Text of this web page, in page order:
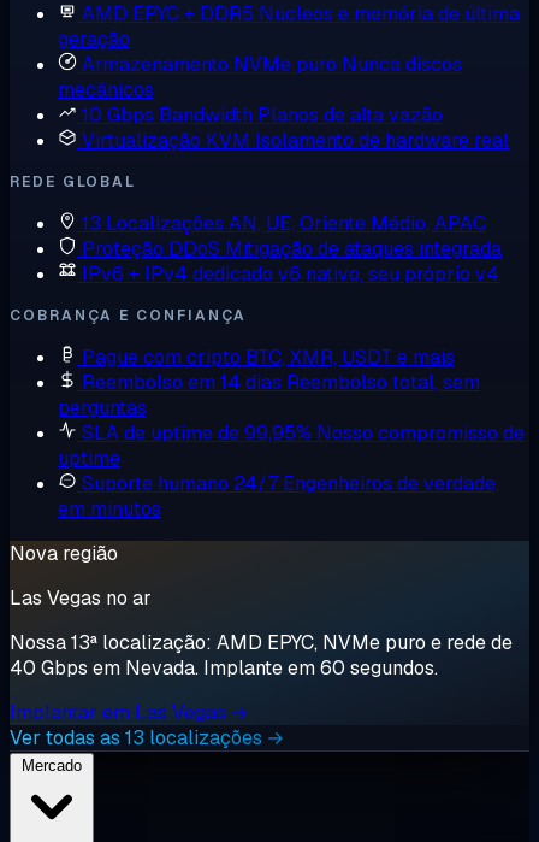
AMD EPYC + DDR5 Núcleos e memória de última
geração
Armazenamento NVMe puro Nunca discos
mecânicos
10 Gbps Bandwidth Planos de alta vazão
Virtualização KVM Isolamento de hardware real
REDE GLOBAL
13 Localizações AN, UE, Oriente Médio, APAC
Proteção DDoS Mitigação de ataques integrada
IPv6 + IPv4 dedicado v6 nativo, seu próprio v4
COBRANÇA E CONFIANÇA
Pague com cripto BTC, XMR, USDT e mais
Reembolso em 14 dias Reembolso total, sem
perguntas
SLA de uptime de 99,95% Nosso compromisso de
uptime
Suporte humano 24/7 Engenheiros de verdade,
em minutos
Nova região
Las Vegas no ar
Nossa 13ª localização: AMD EPYC, NVMe puro e rede de
40 Gbps em Nevada. Implante em 60 segundos.
Implantar em Las Vegas →
Ver todas as 13 localizações →